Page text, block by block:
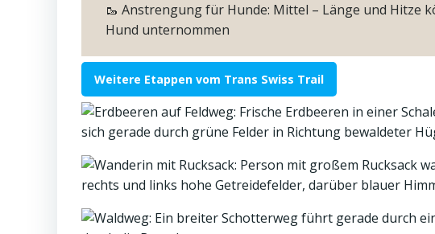
🥾 Anstrengung für Hunde: Mittel – Länge und Hitze
Hund unternommen
Weitere Etappen vom Trans Swiss Trail